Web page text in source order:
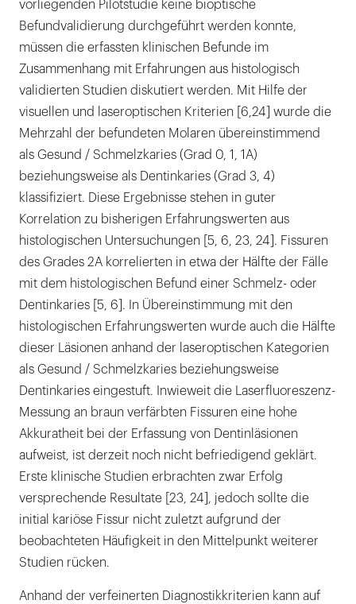
vorliegenden Pilotstudie keine bioptische
Befundvalidierung durchgeführt werden konnte,
müssen die erfassten klinischen Befunde im
Zusammenhang mit Erfahrungen aus histologisch
validierten Studien diskutiert werden. Mit Hilfe der
visuellen und laseroptischen Kriterien [6,24] wurde die
Mehrzahl der befundeten Molaren übereinstimmend
als Gesund / Schmelzkaries (Grad 0, 1, 1A)
beziehungsweise als Dentinkaries (Grad 3, 4)
klassifiziert. Diese Ergebnisse stehen in guter
Korrelation zu bisherigen Erfahrungswerten aus
histologischen Untersuchungen [5, 6, 23, 24]. Fissuren
des Grades 2A korrelierten in etwa der Hälfte der Fälle
mit dem histologischen Befund einer Schmelz- oder
Dentinkaries [5, 6]. In Übereinstimmung mit den
histologischen Erfahrungswerten wurde auch die Hälfte
dieser Läsionen anhand der laseroptischen Kategorien
als Gesund / Schmelzkaries beziehungsweise
Dentinkaries eingestuft. Inwieweit die Laserfluoreszenz-
Messung an braun verfärbten Fissuren eine hohe
Akkuratheit bei der Erfassung von Dentinläsionen
aufweist, ist derzeit noch nicht befriedigend geklärt.
Erste klinische Studien erbrachten zwar Erfolg
versprechende Resultate [23, 24], jedoch sollte die
initial kariöse Fissur nicht zuletzt aufgrund der
beobachteten Häufigkeit in den Mittelpunkt weiterer
Studien rücken.
Anhand der verfeinerten Diagnostikkriterien kann auf